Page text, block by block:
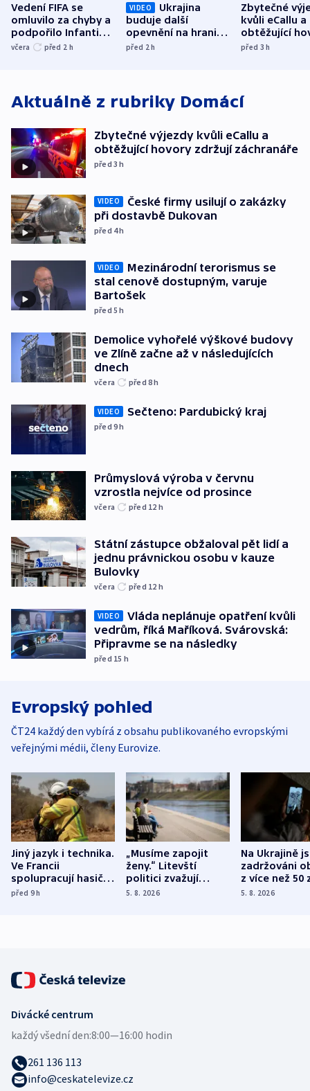
Vedení FIFA se
omluvilo za chyby a
podpořilo Infantina.
UEFA trvá na
včera před 2 h
VIDEO
Ukrajina
buduje další
opevnění na hranici
s Běloruskem
před 2h
Zbytečné
kvůli eCallu a
obtěžující
zdržují
před 3h
Aktuálně z rubriky Domácí
Zbytečné výjezdy kvůli eCallu a
obtěžující hovory zdržují záchranáře
před 3h
VIDEO
České firmy usilují o zakázky
při dostavbě Dukovan
před 4h
VIDEO
Mezinárodní terorismus se
stal cenově dostupným, varuje
Bartošek
před 5h
Demolice vyhořelé výškové budovy
ve Zlíně začne až v následujících
dnech
včera před 8h
VIDEO Sečteno: Pardubický kraj
před 9h
Průmyslová výroba v červnu
vzrostla nejvíce od prosince
včera před 12 h
Státní zástupce obžaloval pět lidí a
jednu právnickou osobu v kauze
Bulovky
včera před 12 h
VIDEO
Vláda neplánuje opatření kvůli
vedrům, říká Maříková. Svárovská:
Připravme se na následky
před 15 h
Evropský pohled
ČT24 každý den vybírá z obsahu publikovaného evropskými
veřejnými médii, členy Eurovize.
Jiný jazyk i technika.
Ve Francii
spolupracují hasiči z
různých zemí
před 9h
„Musíme zapojit
ženy.“ Litevští
politici zvažují
dohodu o
5. 8. 2026
Na Ukrajině
zadržováni
z více než 50
Bojovali na
5. 8. 2026
Divácké centrum
každý všední den:8:00—16:00 hodin
261 136 113
info@ceskatelevize.cz